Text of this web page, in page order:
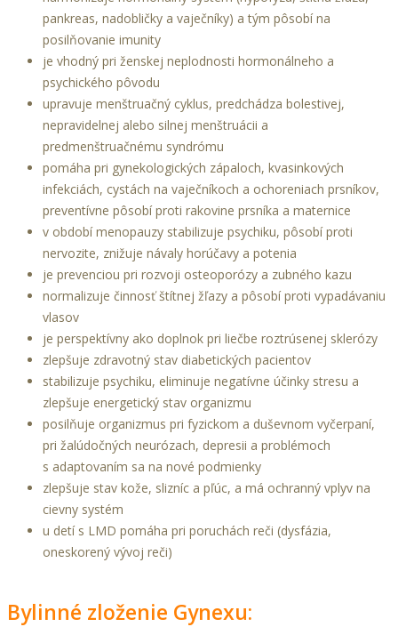
pankreas, nadobličky a vaječníky) a tým pôsobí na
posilňovanie imunity
je vhodný pri ženskej neplodnosti hormonálneho a
psychického pôvodu
upravuje menštruačný cyklus, predchádza bolestivej,
nepravidelnej alebo silnej menštruácii a
predmenštruačnému syndrómu
pomáha pri gynekologických zápaloch, kvasinkových
infekciách, cystách na vaječníkoch a ochoreniach prsníkov,
preventívne pôsobí proti rakovine prsníka a maternice
v období menopauzy stabilizuje psychiku, pôsobí proti
nervozite, znižuje návaly horúčavy a potenia
je prevenciou pri rozvoji osteoporózy a zubného kazu
normalizuje činnosť štítnej žľazy a pôsobí proti vypadávaniu
vlasov
je perspektívny ako doplnok pri liečbe roztrúsenej sklerózy
zlepšuje zdravotný stav diabetických pacientov
stabilizuje psychiku, eliminuje negatívne účinky stresu a
zlepšuje energetický stav organizmu
posilňuje organizmus pri fyzickom a duševnom vyčerpaní,
pri žalúdočných neurózach, depresii a problémoch
s adaptovaním sa na nové podmienky
zlepšuje stav kože, slizníc a pľúc, a má ochranný vplyv na
cievny systém
u detí s LMD pomáha pri poruchách reči (dysfázia,
oneskorený vývoj reči)
Bylinné zloženie Gynexu: